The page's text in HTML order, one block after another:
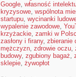
Google, własność
kryzysowe, wspólnota
startupu, wycinanki
wypalenie zawodowe,
krzyżackie, zamki w
zasłony i firany, zbieranie
mężczyzn, zdrowie oczu,
budowy, zgubiony bagaż,
sklepie, żywopłot